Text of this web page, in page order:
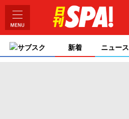
サブスク 新着 ニュース